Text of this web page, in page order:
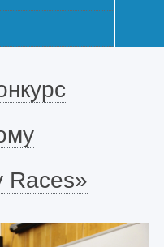
Races»